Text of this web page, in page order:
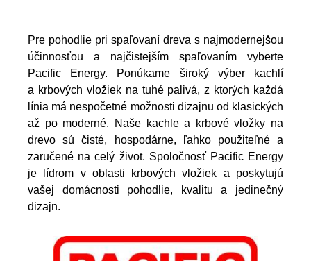
Pre pohodlie pri spaľovaní dreva s najmodernejšou
účinnosťou a najčistejším spaľovaním vyberte
Pacific Energy. Ponúkame široký výber kachlí
a krbových vložiek na tuhé palivá, z ktorých každá
línia má nespočetné možnosti dizajnu od klasických
až po moderné. Naše kachle a krbové vložky na
drevo sú čisté, hospodárne, ľahko použiteľné a
zaručené na celý život. Spoločnosť Pacific Energy
je lídrom v oblasti krbových vložiek a poskytujú
vašej domácnosti pohodlie, kvalitu a jedinečný
dizajn.